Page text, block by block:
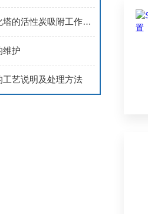
喷漆废气净化塔的活性炭吸附工作原理
维护
工艺说明及处理方法